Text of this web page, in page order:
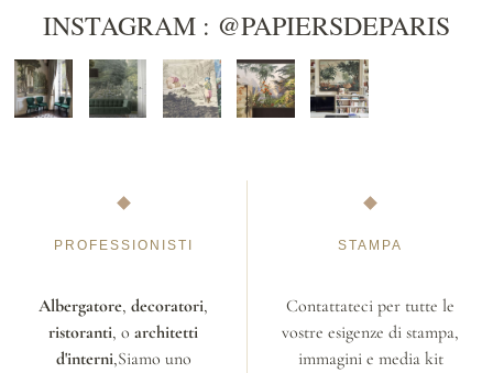
INSTAGRAM : @PAPIERSDEPARIS
PROFESSIONISTI
Albergatore, decoratori,
ristoranti, o architetti
d'interni,Siamo uno
STAMPA
Contattateci per tutte le
vostre esigenze di stampa,
immagini e media kit